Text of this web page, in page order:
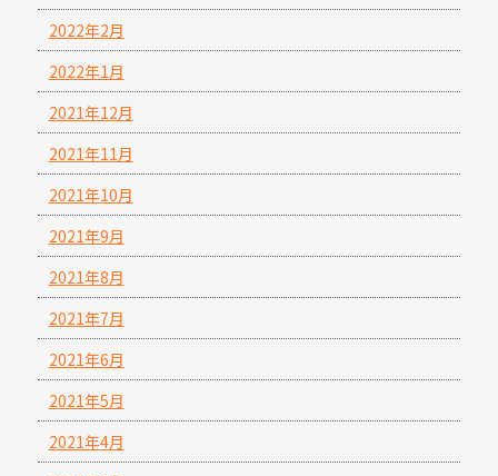
2022年2月
2022年1月
2021年12月
2021年11月
2021年10月
2021年9月
2021年8月
2021年7月
2021年6月
2021年5月
2021年4月